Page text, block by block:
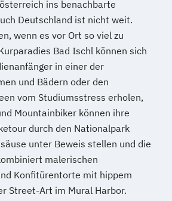
(DE/EN)
Marketing
und digitale Kommunikation
für Erzieher:innen
(EN)
EN)
Marketing
ins benachbarte
Deutschland ist nicht weit.
wenn es vor Ort so viel zu
Bad Ischl können sich
in einer der
und Bädern oder den
vom Studiumsstress erholen,
Mountainbiker können ihre
durch den Nationalpark
unter Beweis stellen und die
malerischen
Konfitürentorte mit hippem
Street-Art im Mural Harbor.